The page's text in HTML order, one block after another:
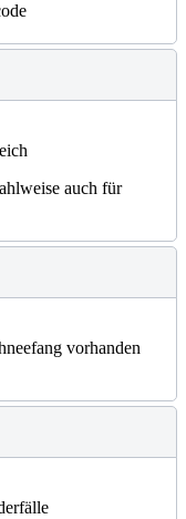
auch für
vorhanden